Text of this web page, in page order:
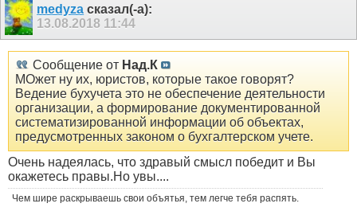
medyza сказал(-а):
13.08.2018 11:44
Сообщение от Над.К
МОжет ну их, юристов, которые такое говорят?
Ведение бухучета это не обеспечение деятельности
организации, а формирование документированной
систематизированной информации об объектах,
предусмотренных законом о бухгалтерском учете.
Очень надеялась, что здравый смысл победит и Вы
окажетесь правы.Но увы....
Чем шире раскрываешь свои объятья, тем легче тебя распять.